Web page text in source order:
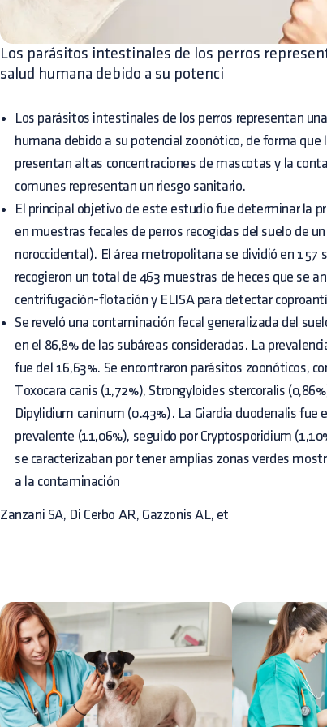
Los parásitos intestinales de los perros
salud humana debido a su potenci
Los parásitos intestinales de los perros representan
humana debido a su potencial zoonótico, de forma
presentan altas concentraciones de mascotas y la
comunes representan un riesgo sanitario.
El principal objetivo de este estudio fue determinar la
en muestras fecales de perros recogidas del suelo de
noroccidental). El área metropolitana se dividió en 157
recogieron un total de 463 muestras de heces que se
centrifugación-flotación y ELISA para detectar
Se reveló una contaminación fecal generalizada del
en el 86,8% de las subáreas consideradas. La
fue del 16,63%. Se encontraron parásitos zoonóticos,
Toxocara canis (1,72%), Strongyloides stercoralis
Dipylidium caninum (0.43%). La Giardia duodenalis fue
prevalente (11,06%), seguido por Cryptosporidium
se caracterizaban por tener amplias zonas verdes
a la contaminación
Zanzani SA, Di Cerbo AR, Gazzonis AL, et